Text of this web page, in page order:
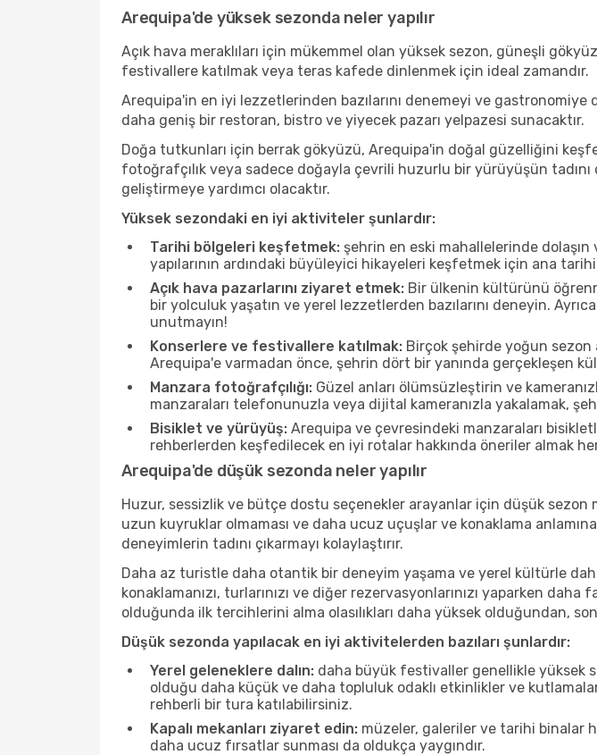
Arequipa'de yüksek sezonda neler yapılır
Açık hava meraklıları için mükemmel olan yüksek sezon, güneşli
festivallere katılmak veya teras kafede dinlenmek için ideal zamandır.
Arequipa'in en iyi lezzetlerinden bazılarını denemeyi ve
daha geniş bir restoran, bistro ve yiyecek pazarı yelpazesi sunacaktır.
Doğa tutkunları için berrak gökyüzü, Arequipa'in doğal güzelliğini
fotoğrafçılık veya sadece doğayla çevrili huzurlu bir yürüyüşün
geliştirmeye yardımcı olacaktır.
Yüksek sezondaki en iyi aktiviteler şunlardır:
Tarihi bölgeleri keşfetmek: şehrin en eski mahallelerinde
yapılarının ardındaki büyüleyici hikayeleri keşfetmek için ana
Açık hava pazarlarını ziyaret etmek: Bir ülkenin kültürünü
bir yolculuk yaşatın ve yerel lezzetlerden bazılarını deneyin.
unutmayın!
Konserlere ve festivallere katılmak: Birçok şehirde yoğun
Arequipa'e varmadan önce, şehrin dört bir yanında gerçekleşen
Manzara fotoğrafçılığı: Güzel anları ölümsüzleştirin ve
manzaraları telefonunuzla veya dijital kameranızla yakalamak,
Bisiklet ve yürüyüş: Arequipa ve çevresindeki manzaraları
rehberlerden keşfedilecek en iyi rotalar hakkında öneriler almak
Arequipa'de düşük sezonda neler yapılır
Huzur, sessizlik ve bütçe dostu seçenekler arayanlar için düşük
uzun kuyruklar olmaması ve daha ucuz uçuşlar ve konaklama
deneyimlerin tadını çıkarmayı kolaylaştırır.
Daha az turistle daha otantik bir deneyim yaşama ve yerel kültürle
konaklamanızı, turlarınızı ve diğer rezervasyonlarınızı yaparken
olduğunda ilk tercihlerini alma olasılıkları daha yüksek olduğundan,
Düşük sezonda yapılacak en iyi aktivitelerden bazıları şunlardır:
Yerel geleneklere dalın: daha büyük festivaller genellikle yüksek
olduğu daha küçük ve daha topluluk odaklı etkinlikler ve
rehberli bir tura katılabilirsiniz.
Kapalı mekanları ziyaret edin: müzeler, galeriler ve tarihi binalar
daha ucuz fırsatlar sunması da oldukça yaygındır.